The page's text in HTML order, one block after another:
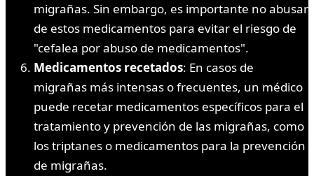
migrañas. Sin embargo, es importante no abusar
de estos medicamentos para evitar el riesgo de
"cefalea por abuso de medicamentos".
Medicamentos recetados: En casos de
migrañas más intensas o frecuentes, un médico
puede recetar medicamentos específicos para el
tratamiento y prevención de las migrañas, como
los triptanes o medicamentos para la prevención
de migrañas.